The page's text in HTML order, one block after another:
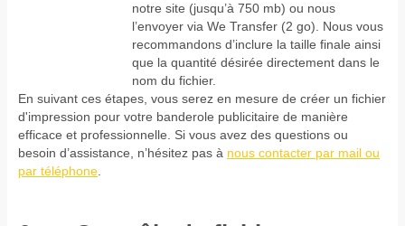
notre site (jusqu’à 750 mb) ou nous
l’envoyer via We Transfer (2 go). Nous vous
recommandons d’inclure la taille finale ainsi
que la quantité désirée directement dans le
nom du fichier.
En suivant ces étapes, vous serez en mesure de créer un fichier
d'impression pour votre banderole publicitaire de manière
efficace et professionnelle. Si vous avez des questions ou
besoin d’assistance, n’hésitez pas à nous contacter par mail ou
par téléphone